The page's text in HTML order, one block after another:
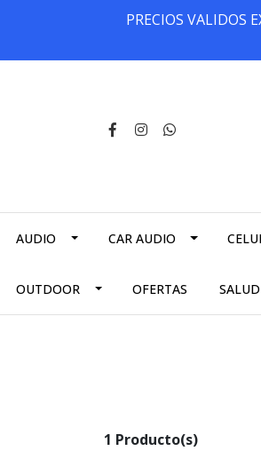
PRECIOS VALIDOS
AUDIO CAR AUDIO
OUTDOOR OFERTAS
1 Producto(s)